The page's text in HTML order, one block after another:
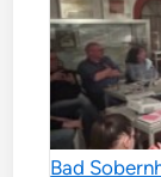
Bad